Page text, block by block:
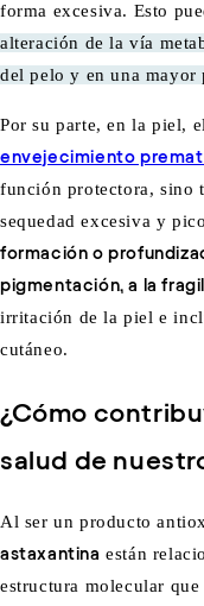
forma excesiva. Esto
alteración de la vía
del pelo y en una mayor
Por su parte, en la piel,
envejecimiento
función protectora, sino
sequedad excesiva y
formación o
pigmentación, a la
irritación de la piel e
cutáneo.
¿Cómo
salud de
Al ser un producto
astaxantina están
estructura molecular